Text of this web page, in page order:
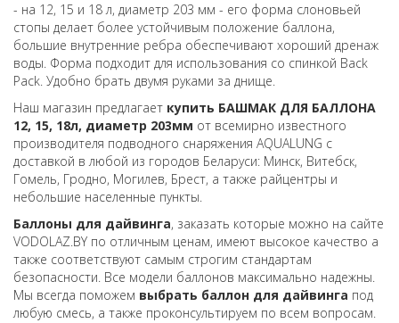
- на 12, 15 и 18 л, диаметр 203 мм - его форма слоновьей
стопы делает более устойчивым положение баллона,
большие внутренние ребра обеспечивают хороший дренаж
воды. Форма подходит для использования со спинкой Back
Pack. Удобно брать двумя руками за днище.
Наш магазин предлагает купить БАШМАК ДЛЯ БАЛЛОНА
12, 15, 18л, диаметр 203мм от всемирно известного
производителя подводного снаряжения AQUALUNG с
доставкой в любой из городов Беларуси: Минск, Витебск,
Гомель, Гродно, Могилев, Брест, а также райцентры и
небольшие населенные пункты.
Баллоны для дайвинга, заказать которые можно на сайте
VODOLAZ.BY по отличным ценам, имеют высокое качество а
также соответствуют самым строгим стандартам
безопасности. Все модели баллонов максимально надежны.
Мы всегда поможем выбрать баллон для дайвинга под
любую смесь, а также проконсультируем по всем вопросам.